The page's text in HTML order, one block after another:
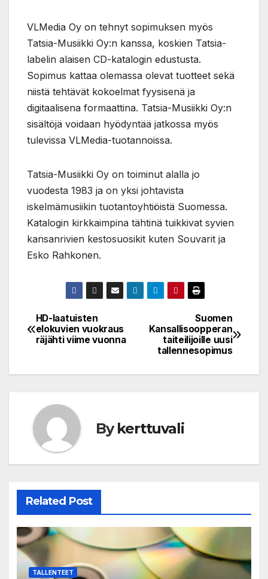
VLMedia Oy on tehnyt sopimuksen myös
Tatsia-Musiikki Oy:n kanssa, koskien Tatsia-
labelin alaisen CD-katalogin edustusta.
Sopimus kattaa olemassa olevat tuotteet sekä
niistä tehtävät kokoelmat fyysisenä ja
digitaalisena formaattina. Tatsia-Musiikki Oy:n
sisältöjä voidaan hyödyntää jatkossa myös
tulevissa VLMedia-tuotannoissa.
Tatsia-Musiikki Oy on toiminut alalla jo
vuodesta 1983 ja on yksi johtavista
iskelmämusiikin tuotantoyhtiöistä Suomessa.
Katalogin kirkkaimpina tähtinä tuikkivat syvien
kansanrivien kestosuosikit kuten Souvarit ja
Esko Rahkonen.
Post
navigation
Suomen
Kansallisoopperan
taiteilijoille uusi
tallennesopimus
HD-laatuisten
elokuvien vuokraus
räjähti viime vuonna
Bykerttuvali
Related Post
TALLENTEET